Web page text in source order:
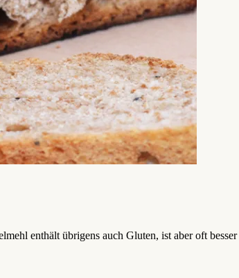
enthält übrigens auch Gluten, ist aber oft besser